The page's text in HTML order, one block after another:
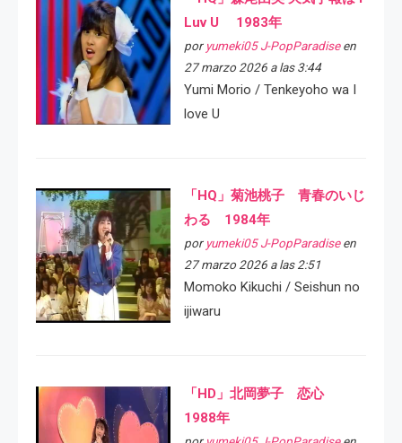
Luv U 1983年
por yumeki05 J-PopParadiseen
27 marzo 2026 a las 3:44
Yumi Morio / Tenkeyoho wa I
love U
「HQ」菊池桃子 青春のいじ
わる 1984年
por yumeki05 J-PopParadiseen
27 marzo 2026 a las 2:51
Momoko Kikuchi / Seishun no
ijiwaru
「HD」北岡夢子 恋心
1988年